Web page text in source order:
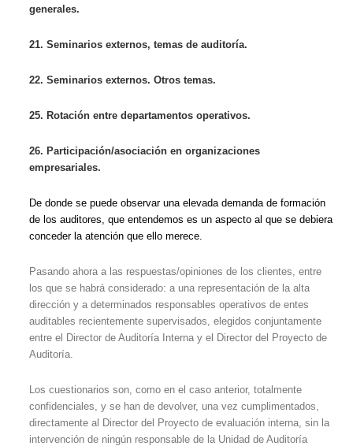
generales.
21. Seminarios externos, temas de auditoría.
22. Seminarios externos. Otros temas.
25. Rotación entre departamentos operativos.
26. Participación/asociación en organizaciones
empresariales.
De donde se puede observar una elevada demanda de formación
de los auditores, que entendemos es un aspecto al que se debiera
conceder la atención que ello merece.
Pasando ahora a las respuestas/opiniones de los clientes, entre
los que se habrá considerado: a una representación de la alta
dirección y a determinados responsables operativos de entes
auditables recientemente supervisados, elegidos conjuntamente
entre el Director de Auditoría Interna y el Director del Proyecto de
Auditoría.
Los cuestionarios son, como en el caso anterior, totalmente
confidenciales, y se han de devolver, una vez cumplimentados,
directamente al Director del Proyecto de evaluación interna, sin la
intervención de ningún responsable de la Unidad de Auditoría